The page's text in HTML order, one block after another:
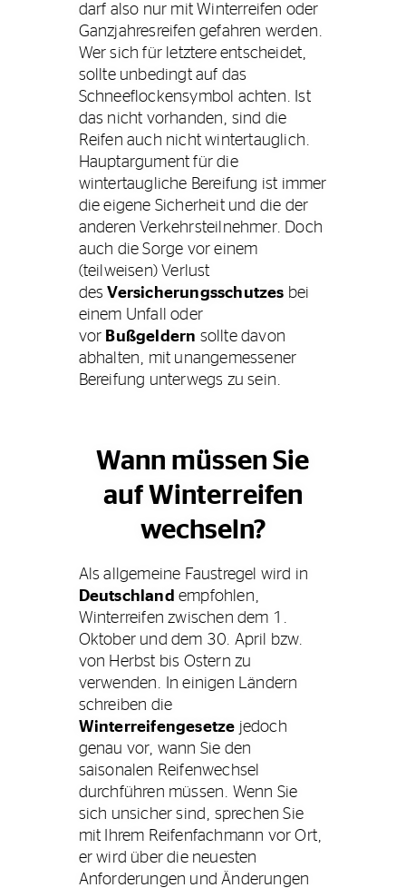
darf also nur mit Winterreifen oder
Ganzjahresreifen gefahren werden.
Wer sich für letztere entscheidet,
sollte unbedingt auf das
Schneeflockensymbol achten. Ist
das nicht vorhanden, sind die
Reifen auch nicht wintertauglich.
Hauptargument für die
wintertaugliche Bereifung ist immer
die eigene Sicherheit und die der
anderen Verkehrsteilnehmer. Doch
auch die Sorge vor einem
(teilweisen) Verlust
desVersicherungsschutzes bei
einem Unfall oder
vor Bußgeldern sollte davon
abhalten, mit unangemessener
Bereifung unterwegs zu sein.
Wann müssen Sie
auf Winterreifen
wechseln?
Als allgemeine Faustregel wird in
Deutschland empfohlen,
Winterreifen zwischen dem 1.
Oktober und dem 30. April bzw.
von Herbst bis Ostern zu
verwenden. In einigen Ländern
schreiben die
Winterreifengesetze jedoch
genau vor, wann Sie den
saisonalen Reifenwechsel
durchführen müssen. Wenn Sie
sich unsicher sind, sprechen Sie
mit Ihrem Reifenfachmann vor Ort,
er wird über die neuesten
Anforderungen und Änderungen